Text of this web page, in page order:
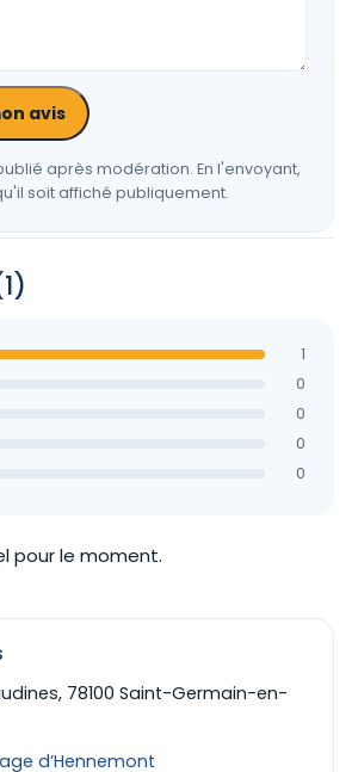
avis
après modération. En l'envoyant,
soit affiché publiquement.
1
0
0
0
0
pour le moment.
78100 Saint-Germain-en-
d’Hennemont